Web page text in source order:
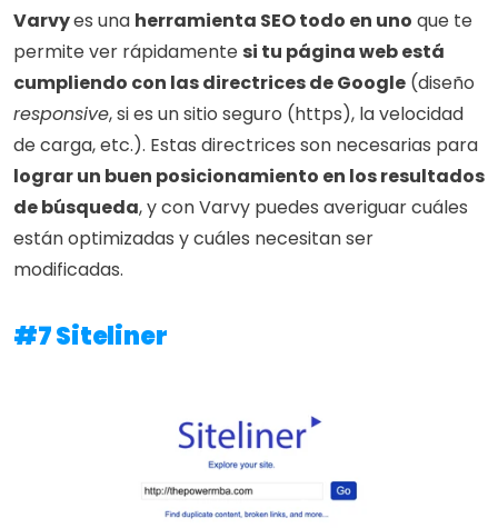
Varvy es una herramienta SEO todo en uno que te
permite ver rápidamente si tu página web está
cumpliendo con las directrices de Google
responsive, si es un sitio seguro (https), la velocidad
lograr un buen posicionamiento en los resultados
de búsqueda, y con Varvy puedes averiguar cuáles
están optimizadas y cuáles necesitan ser
modificadas.
#7 Siteliner